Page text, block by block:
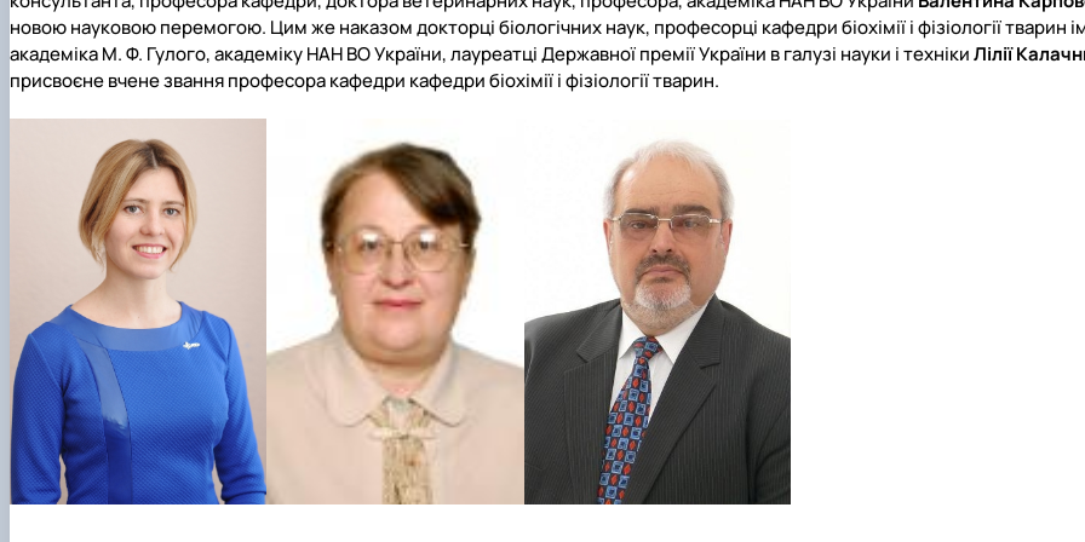
новою науковою перемогою. Цим же наказом докторці біологічних наук, професорці кафедри біохімії і фізіології тварин
академіка М. Ф. Гулого, академіку НАН ВО України, лауреатці Державної премії України в галузі науки і технікиЛілії
присвоєне вчене звання професора кафедри кафедри біохімії і фізіології тварин.